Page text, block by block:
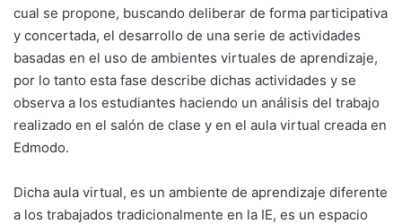
cual se propone, buscando deliberar de forma participativa
y concertada, el desarrollo de una serie de actividades
basadas en el uso de ambientes virtuales de aprendizaje,
por lo tanto esta fase describe dichas actividades y se
observa a los estudiantes haciendo un análisis del trabajo
realizado en el salón de clase y en el aula virtual creada en
Edmodo.
Dicha aula virtual, es un ambiente de aprendizaje diferente
a los trabajados tradicionalmente en la IE, es un espacio